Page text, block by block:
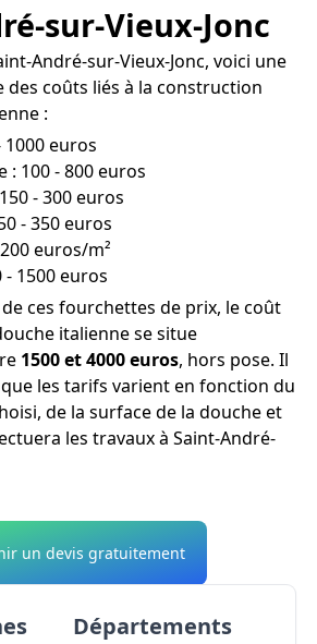
sur-Vieux-Jonc
André-sur-Vieux-Jonc, voici une
coûts liés à la construction
:
1000 euros
: 100 - 800 euros
- 300 euros
- 350 euros
euros/m²
- 1500 euros
ces fourchettes de prix, le coût
italienne se situe
1500 et 4000 euros, hors pose. Il
les tarifs varient en fonction du
de la surface de la douche et
les travaux à Saint-André-
un devis gratuitement
Départements